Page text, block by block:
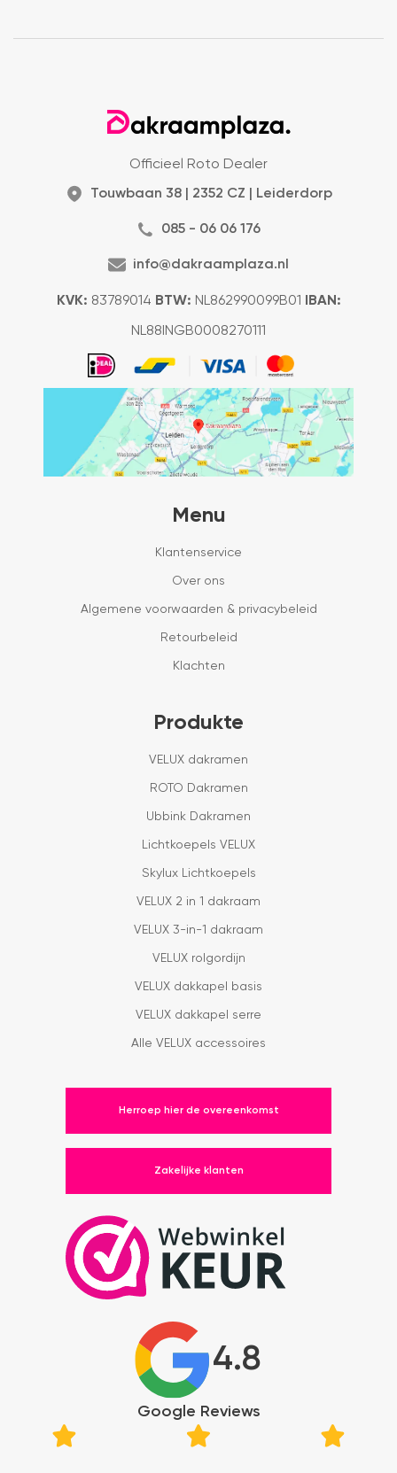
Officieel Roto Dealer
Touwbaan 38 | 2352 CZ | Leiderdorp
085 - 06 06 176
info@dakraamplaza.nl
KVK: 83789014 BTW: NL862990099B01 IBAN:
NL88INGB0008270111
Menu
Klantenservice
Over ons
Algemene voorwaarden & privacybeleid
Retourbeleid
Klachten
Produkte
VELUX dakramen
ROTO Dakramen
Ubbink Dakramen
Lichtkoepels VELUX
Skylux Lichtkoepels
VELUX 2 in 1 dakraam
VELUX 3-in-1 dakraam
VELUX rolgordijn
VELUX dakkapel basis
VELUX dakkapel serre
Alle VELUX accessoires
Herroep hier de overeenkomst
Zakelijke klanten
4.8
Google Reviews